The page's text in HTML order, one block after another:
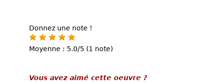
Donnez une note !
Moyenne : 5.0/5 (1 note)
Vous avez aimé cette oeuvre ?